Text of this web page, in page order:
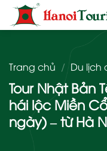
qua
nội
Trang chủ / Du lịch
Tour Nhật Bản
hái lộc Miền
ngày) – từ Hà